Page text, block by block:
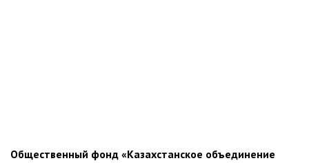
Общественный фонд «Казахстанское объединение